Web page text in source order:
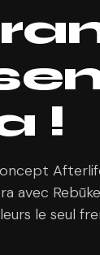
!
avec
le seul